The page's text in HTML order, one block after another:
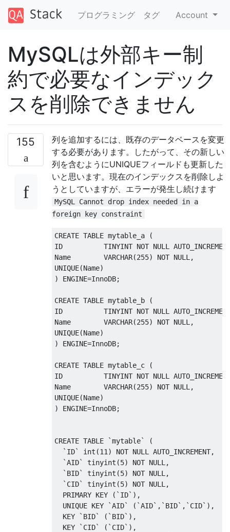
プログラミング タグ Account
MySQLは外部キー制
約で必要なインデック
スを削除できません
155
列を追加するには、既存のデータベースを変更
する必要があります。したがって、その新しい
列を含むようにUNIQUEフィールドも更新した
いと思います。現在のインデックスを削除しよ
うとしていますが、エラーが発生し続けます
MySQL Cannot drop index needed in a
foreign key constraint
CREATE TABLE mytable_a
(
ID          TINYINT NOT NULL
Name        VARCHAR(255) NOT NULL ,
UNIQUE(Name)
)
ENGINE=InnoDB;
CREATE TABLE mytable_b
(
ID          TINYINT NOT NULL
Name        VARCHAR(255) NOT NULL ,
UNIQUE(Name)
)
ENGINE=InnoDB;
CREATE TABLE mytable_c
(
ID          TINYINT NOT NULL
Name        VARCHAR(255) NOT NULL ,
UNIQUE(Name)
)
ENGINE=InnoDB;
CREATE TABLE `mytable`
(
` ID` int (11 ) NOT NULL AUTO_INCREMENT,
`AID` tinyint (5) NOT NULL ,
` BID` tinyint (5) NOT NULL ,
` CID` tinyint (5) NOT NULL ,
PRIMARY KEY (` ID`),
UNIQUE KEY `AID` (`AID`,` BID`,` CID`),
KEY
` BID` (` BID`),
KEY
` CID` (` CID`),